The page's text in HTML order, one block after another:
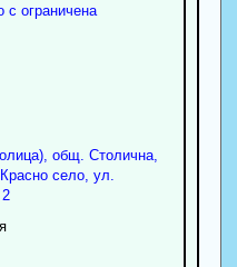
с ограничена
, общ. Столична,
село, ул.